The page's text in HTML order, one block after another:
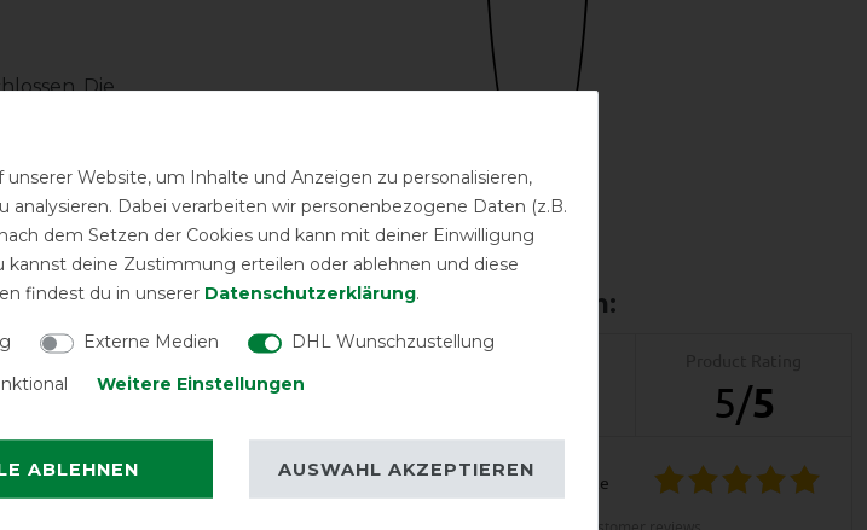
Die
Schweifriemen
Bestickung
möglich
5/5
product experience
Website, um Inhalte und Anzeigen zu personalisieren,
Dabei verarbeiten wir personenbezogene Daten (z.B.
dem Setzen der Cookies und kann mit deiner Einwilligung
deine Zustimmung erteilen oder ablehnen und diese
findest du in unserer Daten­schutz­erklärung.
Externe Medien
DHL Wunschzustellung
Weitere Einstellungen
ABLEHNEN AUSWAHL AKZEPTIEREN